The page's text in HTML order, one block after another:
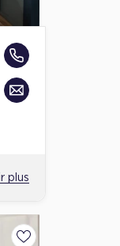
plus
Ajouter aux favoris